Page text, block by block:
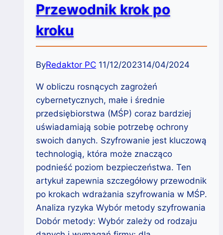
Przewodnik krok po
kroku
ByRedaktor PC 11/12/202314/04/2024
W obliczu rosnących zagrożeń
cybernetycznych, małe i średnie
przedsiębiorstwa (MŚP) coraz bardziej
uświadamiają sobie potrzebę ochrony
swoich danych. Szyfrowanie jest kluczową
technologią, która może znacząco
podnieść poziom bezpieczeństwa. Ten
artykuł zapewnia szczegółowy przewodnik
po krokach wdrażania szyfrowania w MŚP.
Analiza ryzyka Wybór metody szyfrowania
Dobór metody: Wybór zależy od rodzaju